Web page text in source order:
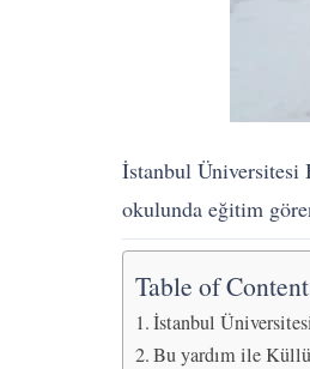
İstanbul Üniversitesi
okulunda eğitim
Table of
İstanbul
Bu yardım ile